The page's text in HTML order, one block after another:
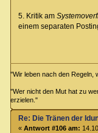
5. Kritik am
einem separaten
"Wir leben nach den Regeln,
"Wer nicht den Mut hat zu
erzielen."
Re: Die Tränen der
« Antwort #106 am: